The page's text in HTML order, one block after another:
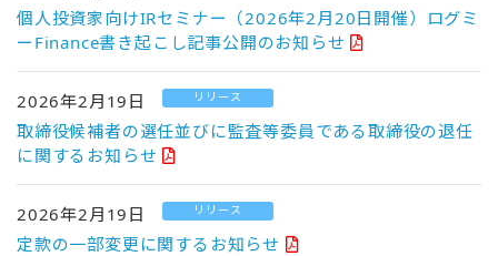
個人投資家向けIRセミナー（2026年2月20日開催）ログミ
ーFinance書き起こし記事公開のお知らせ
2026年2月19日 リリース
取締役候補者の選任並びに監査等委員である取締役の退任
に関するお知らせ
2026年2月19日 リリース
定款の一部変更に関するお知らせ